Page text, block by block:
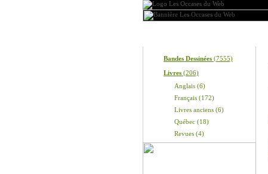
Bandes Dessinées (7555)
Livres (206)
Anglais (6)
Français (172)
Livres anciens (6)
Québec (18)
Revues (4)